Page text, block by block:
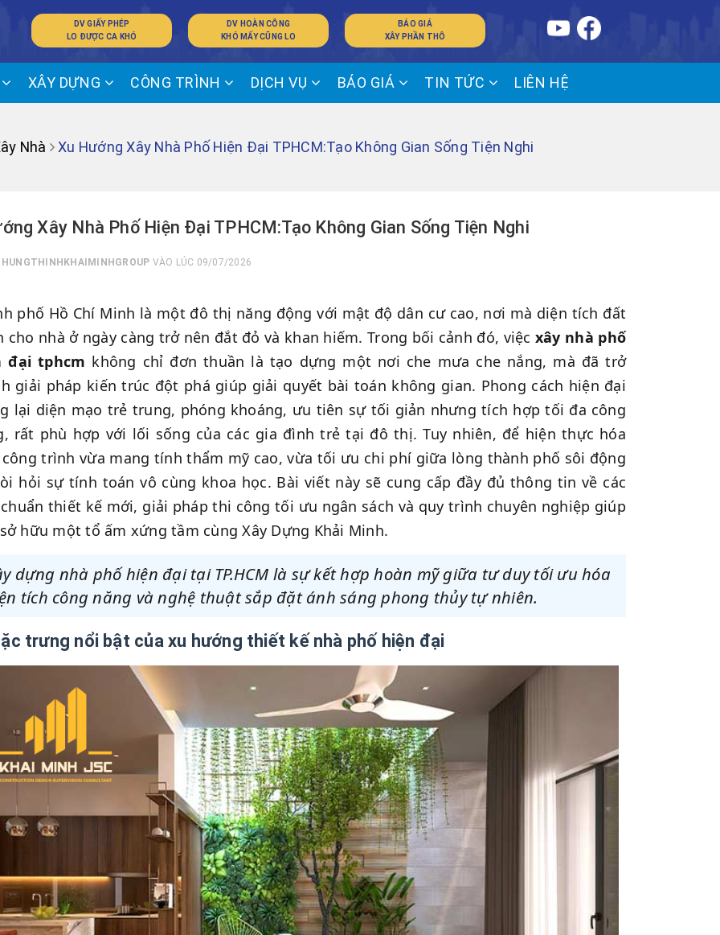
DV GIẤY PHÉP
LO ĐƯỢC CA KHÓ
DV HOÀN CÔNG
KHÓ MẤY CŨNG LO
BÁO GIÁ
XÂY PHẦN THÔ
XÂY DỰNG CÔNG TRÌNH DỊCH VỤ BÁO GIÁ TIN TỨC LIÊN HỆ
Nhà Xu Hướng Xây Nhà Phố Hiện Đại TPHCM:Tạo Không Gian Sống Tiện Nghi
Xây Nhà Phố Hiện Đại TPHCM:Tạo Không Gian Sống Tiện Nghi
HUNGTHINHKHAIMINHGROUP VÀO LÚC 09/07/2026
phố Hồ Chí Minh là một đô thị năng động với mật độ dân cư cao, nơi mà diện tích đất
cho nhà ở ngày càng trở nên đắt đỏ và khan hiếm. Trong bối cảnh đó, việc xây nhà phố
đại tphcm không chỉ đơn thuần là tạo dựng một nơi che mưa che nắng, mà đã trở
giải pháp kiến trúc đột phá giúp giải quyết bài toán không gian. Phong cách hiện đại
lại diện mạo trẻ trung, phóng khoáng, ưu tiên sự tối giản nhưng tích hợp tối đa công
rất phù hợp với lối sống của các gia đình trẻ tại đô thị. Tuy nhiên, để hiện thực hóa
trình vừa mang tính thẩm mỹ cao, vừa tối ưu chi phí giữa lòng thành phố sôi động
hỏi sự tính toán vô cùng khoa học. Bài viết này sẽ cung cấp đầy đủ thông tin về các
thiết kế mới, giải pháp thi công tối ưu ngân sách và quy trình chuyên nghiệp giúp
hữu một tổ ấm xứng tầm cùng Xây Dựng Khải Minh.
dựng nhà phố hiện đại tại TP.HCM là sự kết hợp hoàn mỹ giữa tư duy tối ưu hóa
tích công năng và nghệ thuật sắp đặt ánh sáng phong thủy tự nhiên.
trưng nổi bật của xu hướng thiết kế nhà phố hiện đại